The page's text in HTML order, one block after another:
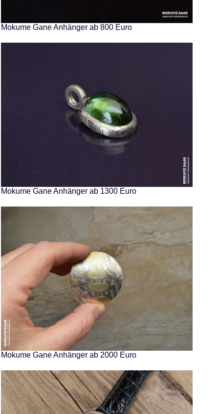
Mokume Gane Anhänger ab 800 Euro
Mokume Gane Anhänger ab 1300 Euro
Mokume Gane Anhänger ab 2000 Euro